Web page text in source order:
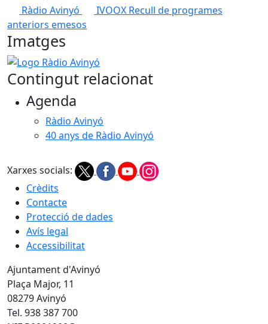
Ràdio Avinyó IVOOX Recull de programes
anteriors emesos
Imatges
Logo Ràdio Avinyó
Contingut relacionat
Agenda
Ràdio Avinyó
40 anys de Ràdio Avinyó
Xarxes socials:
Crèdits
Contacte
Protecció de dades
Avís legal
Accessibilitat
Ajuntament d'Avinyó
Plaça Major, 11
08279 Avinyó
Tel. 938 387 700